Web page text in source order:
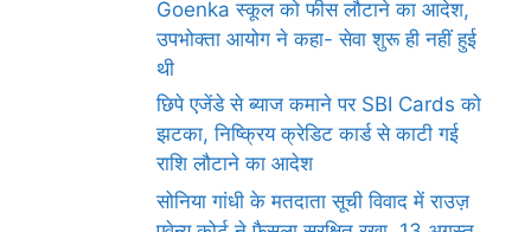
Goenka स्कूल को फीस लौटाने का आदेश,
उपभोक्ता आयोग ने कहा- सेवा शुरू ही नहीं हुई
थी
छिपे एजेंडे से ब्याज कमाने पर SBI Cards को
झटका, निष्क्रिय क्रेडिट कार्ड से काटी गई
राशि लौटाने का आदेश
सोनिया गांधी के मतदाता सूची विवाद में राउज़